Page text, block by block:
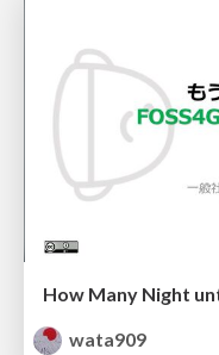
How Many Night
wata909